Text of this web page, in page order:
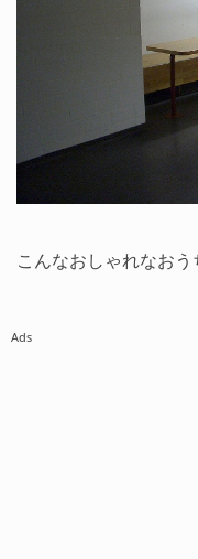
こんなおしゃれなおう
Ads